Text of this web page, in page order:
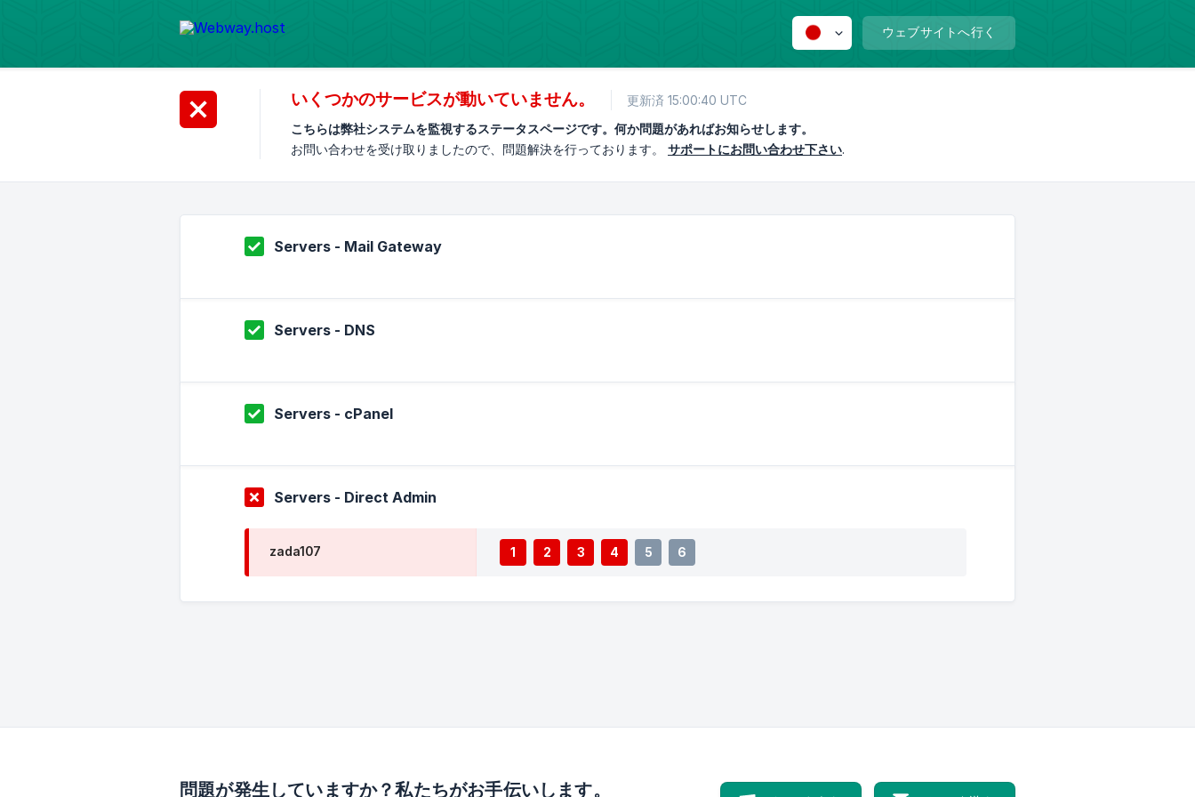
ウェブサイトへ行く
いくつかのサービスが動いていません。
更新済 15:00:40 UTC
こちらは弊社システムを監視するステータスページです。何か問題があればお知らせします。
お問い合わせを受け取りましたので、問題解決を行っております。
サポートにお問い合わせ下さい.
Servers - Mail Gateway
Servers - DNS
Servers - cPanel
Servers - Direct Admin
zada107 1 2 3 4 5 6
問題が発生していますか？私たちがお手伝いします。